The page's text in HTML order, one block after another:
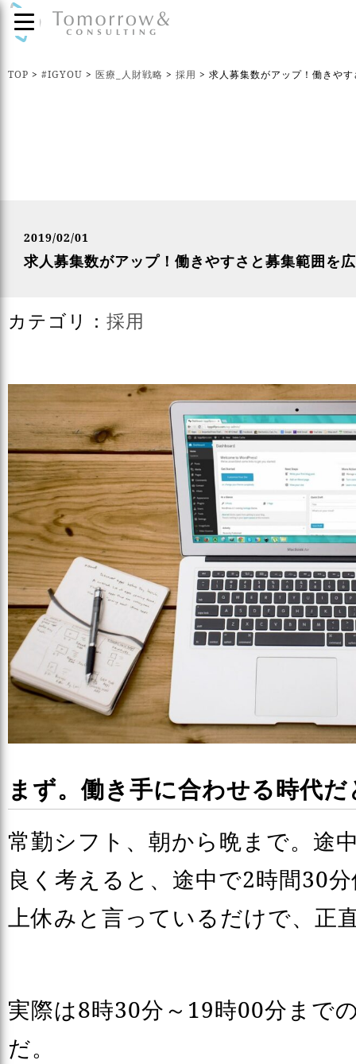
TOP > #IGYOU > 医療_人財戦略 > 採用 > 求人募集数がアップ！働きや
2019/02/01
求人募集数がアップ！働きやすさと募集範囲を
カテゴリ： 採用
まず。働き手に合わせる時代
常勤シフト、朝から晩まで。途
良く考えると、途中で2時間30
上休みと言っているだけで、正
実際は8時30分～19時00分まで
だ。